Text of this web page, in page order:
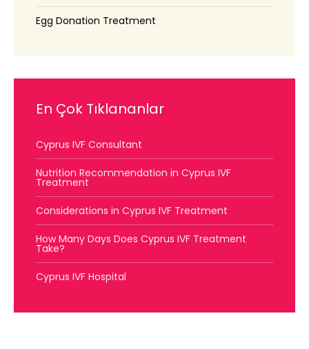
Egg Donation Treatment
En Çok Tıklananlar
Cyprus IVF Consultant
Nutrition Recommendation in Cyprus IVF
Treatment
Considerations in Cyprus IVF Treatment
How Many Days Does Cyprus IVF Treatment
Take?
Cyprus IVF Hospital